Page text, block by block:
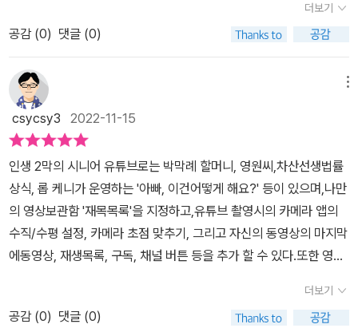
이 바로 감기와 독감, 그리고 코로나19가 되겠다. 감기와 코로나19는
구분하기가 쉽지 않다. 따라서 둘 다 조심하는 것이 좋겠다. 필자가 길
벗출판그룹 도서에 대한 리뷰를 약 5년여만에 재개하게 됐다. 오래
전부터 길벗 도서에 대한 서평을 써보려고 노력했으나 쉽지 않았다.
인스타그램에서 “오독완 챌린지” 로 자연스럽게 이름을 알렸고 오늘
드디어 “세상 쉬운 부모님을 위한 유튜브 무작정 따라하기” 로 길벗
출판그룹과 인연을 재개한다. 최근 유튜브가 대세로 굳어지면서 유튜
브 시청 인구가 갑자기 증가하였다. 웬만한 사람들은 유튜브가 무엇
이며 어떻게 활용하는지도 잘 알지만 아직도 일부 계층에서는 “유튜
브가 무엇인지, 유튜브라는 것의 기본 조작법 조차도 전혀 몰라서 애
를 먹고 있는 분들도 꽤 있다. 그런 분들을 위해서는 한 가지 방법이
있다. “무조건 책을 봐라!” 필자는 유명 유튜버가 쓴 책, 유튜브에서
비즈니스로 성공하는 법, 동영상 만들기 등의 다양한 책을 소개해왔
다. 그런데 이번에 읽은 책은 유튜브를 200% 사용하는 방법에 대해
더보기
공감 (0) 댓글 (0)
csycsy3 2022-11-15
인생 2막의 시니어 유튜브로는 박막례 할머니, 영원씨,차산선생법률
상식, 롭 케니가 운영하는 '아빠, 이건어떻게 해요?' 등이 있으며,나만
의 영상보관함 '재목목록'을 지정하고,유튜브 촬영시의 카메라 앱의
수직/수평 설정, 카메라 초점 맞추기, 그리고 자신의 동영상의 마지막
에동영상, 재생목록, 구독, 채널 버튼 등을 추가 할 수 있다.또한 영상
수 있습니다.===============================
======'YouTube'는 당신을 뜻하는 'You'와 텔레비전을 의미하
더보기
공감 (0) 댓글 (0)